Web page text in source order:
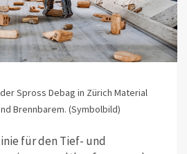
Spross Debag in Zürich Material
Brennbarem. (Symbolbild)
für den Tief- und